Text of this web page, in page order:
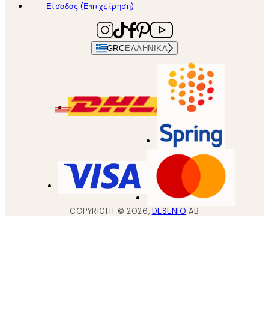
Είσοδος (Επιχείρηση)
GRC ΕΛΛΗΝΙΚΆ
COPYRIGHT ©2026, DESENIO AB